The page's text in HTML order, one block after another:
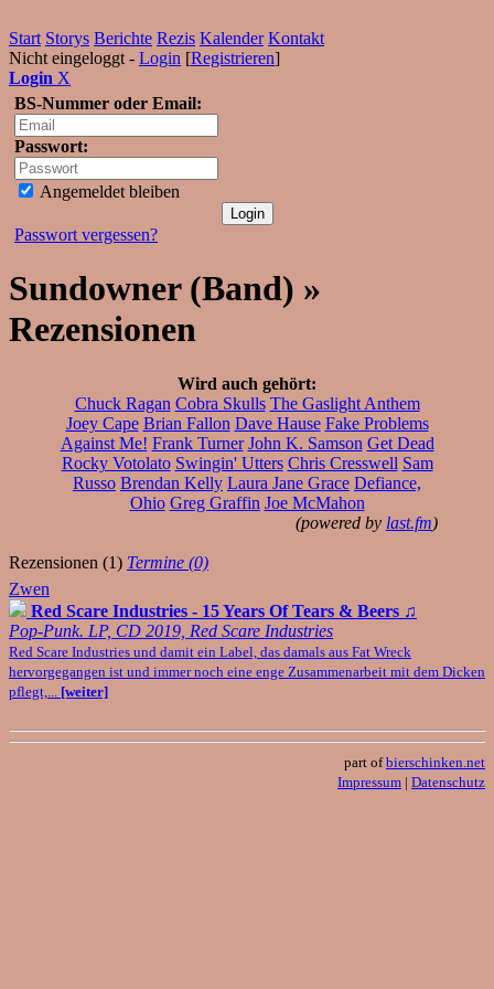
Start Storys Berichte Rezis Kalender Kontakt
Nicht eingeloggt - Login [Registrieren]
Login X
BS-Nummer oder Email:
Passwort:
Angemeldet bleiben
Passwort vergessen?
Sundowner (Band) »
Rezensionen
Wird auch gehört:
Chuck Ragan Cobra Skulls The Gaslight Anthem
Joey Cape Brian Fallon Dave Hause Fake Problems
Against Me! Frank Turner John K. Samson Get Dead
Rocky Votolato Swingin' Utters Chris Cresswell Sam
Russo Brendan Kelly Laura Jane Grace Defiance,
Ohio Greg Graffin Joe McMahon
(powered by last.fm)
Rezensionen (1) Termine (0)
Zwen
Red Scare Industries - 15 Years Of Tears & Beers ♫
Pop-Punk. LP, CD 2019, Red Scare Industries
Red Scare Industries und damit ein Label, das damals aus Fat Wreck
hervorgegangen ist und immer noch eine enge Zusammenarbeit mit dem Dicken
pflegt,... [weiter]
part ofbierschinken.net
Impressum | Datenschutz